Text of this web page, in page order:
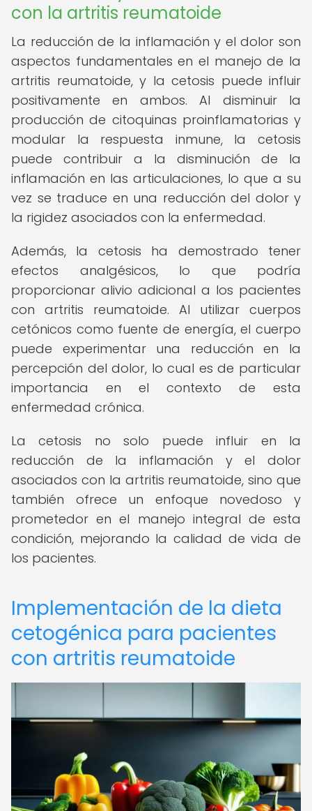
con la artritis reumatoide
La reducción de la inflamación y el dolor son
aspectos fundamentales en el manejo de la
artritis reumatoide, y la cetosis puede influir
positivamente en ambos. Al disminuir la
producción de citoquinas proinflamatorias y
modular la respuesta inmune, la cetosis
puede contribuir a la disminución de la
inflamación en las articulaciones, lo que a su
vez se traduce en una reducción del dolor y
la rigidez asociados con la enfermedad.
Además, la cetosis ha demostrado tener
efectos analgésicos, lo que podría
proporcionar alivio adicional a los pacientes
con artritis reumatoide. Al utilizar cuerpos
cetónicos como fuente de energía, el cuerpo
puede experimentar una reducción en la
percepción del dolor, lo cual es de particular
importancia en el contexto de esta
enfermedad crónica.
La cetosis no solo puede influir en la
reducción de la inflamación y el dolor
asociados con la artritis reumatoide, sino que
también ofrece un enfoque novedoso y
prometedor en el manejo integral de esta
condición, mejorando la calidad de vida de
los pacientes.
Implementación de la dieta
cetogénica para pacientes
con artritis reumatoide